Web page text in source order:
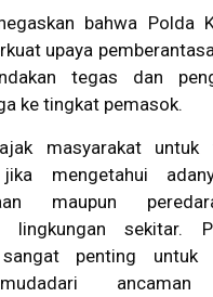
bahwa Polda
upaya
tegas dan
ke tingkat pemasok.
masyarakat
jika mengetahui
maupun
lingkungan sekitar.
penting untuk
ancaman